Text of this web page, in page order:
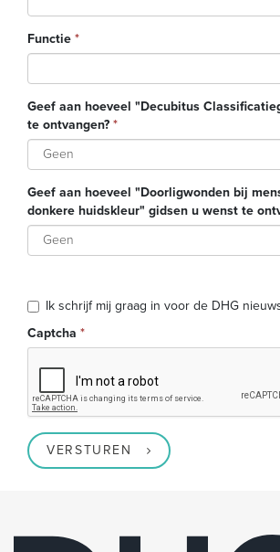
Functie *
Geef aan hoeveel "Decubitus
te ontvangen? *
Geef aan hoeveel "Doorligwonden bij
donkere huidskleur" gidsen u wenst te
Ik schrijf mij graag in voor de DHG
Captcha *
VERSTUREN